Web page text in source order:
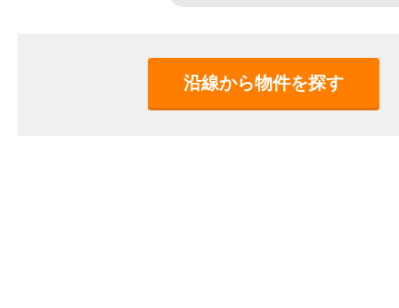
沿線から物件を探す